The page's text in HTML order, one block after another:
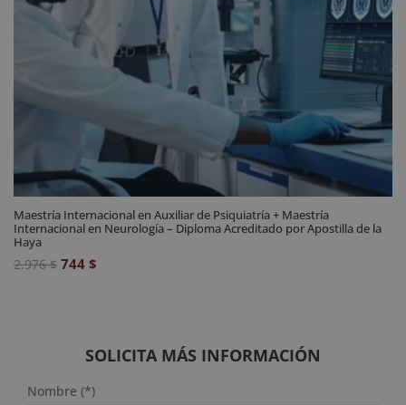
Maestría Internacional en Auxiliar de Psiquiatría + Maestría
Internacional en Neurología – Diploma Acreditado por Apostilla de la
Haya
2.976$ El
2.976 $.
744 $
744 $.
SOLICITA MÁS INFORMACIÓN
Nombre (*)